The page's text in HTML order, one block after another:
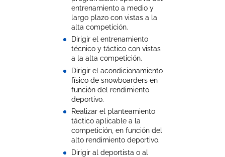
entrenamiento a medio y
largo plazo con vistas a la
alta competición.
Dirigir el entrenamiento
técnico y táctico con vistas
a la alta competición.
Dirigir el acondicionamiento
físico de snowboarders en
función del rendimiento
deportivo.
Realizar el planteamiento
táctico aplicable a la
competición, en función del
alto rendimiento deportivo.
Dirigir al deportista o al